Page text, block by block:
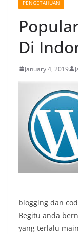
PENGETAHUAN
Di
January 4, 2019
blogging dan
Begitu anda
yang terlalu